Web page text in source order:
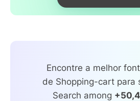
Encontre a melhor
de Shopping-cart para
Search among